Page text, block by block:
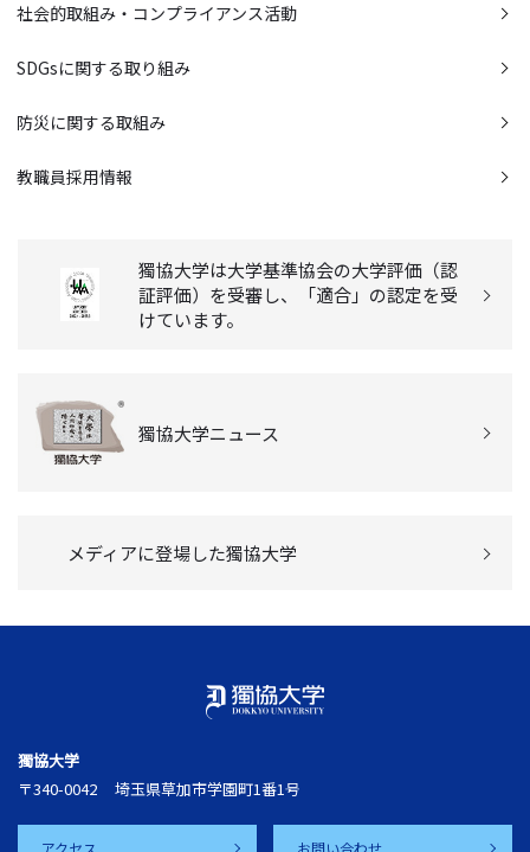
社会的取組み・コンプライアンス活動
SDGsに関する取り組み
防災に関する取組み
教職員採用情報
獨協大学は大学基準協会の大学評価（認
証評価）を受審し、「適合」の認定を受
けています。
獨協大学ニュース
メディアに登場した獨協大学
獨協大学
〒340-0042
埼玉県草加市学園町1番1号
アクセス お問い合わせ